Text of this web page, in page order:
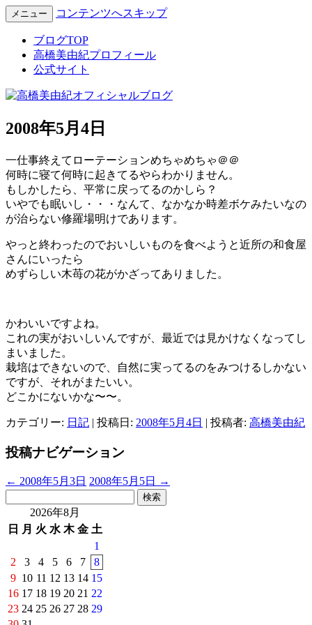
高橋美由紀オフィシャルブロ
グ
Miyuki Takahashi Official Blog
メニュー コンテンツへスキップ
ブログTOP
高橋美由紀プロフィール
公式サイト
2008年5月4日
一仕事終えてローテーションめちゃめちゃ＠＠
何時に寝て何時に起きてるやらわかりません。
もしかしたら、平常に戻ってるのかしら？
いやでも眠いし・・・なんて、なかなか時差ボケみたいなの
が治らない修羅場明けであります。
やっと終わったのでおいしいものを食べようと近所の和食屋
さんにいったら
めずらしい木苺の花がかざってありました。
かわいいですよね。
これの実がおいしいんですが、最近では見かけなくなってし
まいました。
栽培はできないので、自然に実ってるのをみつけるしかない
ですが、それがまたいい。
どこかにないかな〜〜。
カテゴリー: 日記 | 投稿日: 2008年5月4日 | 投稿者: 高橋美由紀
投稿ナビゲーション
← 2008年5月3日 2008年5月5日
→
2026年8月
日
月 火 水 木 金 土
1
2
3 4 5 6 7
8
9 10 11 12 13 14 15
16 17 18 19 20 21 22
23 24 25 26 27 28 29